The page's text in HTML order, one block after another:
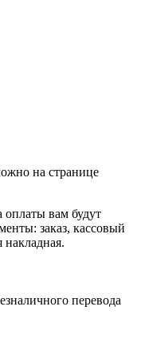
на странице
оплаты вам будут
заказ, кассовый
перевода